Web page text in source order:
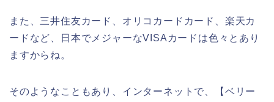
また、三井住友カード、オリコカードカード、楽天カ
ードなど、日本でメジャーなVISAカードは色々とあり
ますからね。
そのようなこともあり、インターネットで、【ベリー